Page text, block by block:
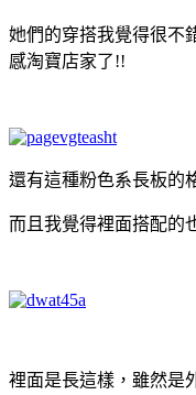
她們的穿搭我覺得很不
感淘寶店家了!!
還有這種粉色系長板的
而且我覺得裡面搭配的
裡面是長這樣，雖然是